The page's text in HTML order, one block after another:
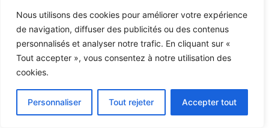
Nous utilisons des cookies pour améliorer votre expérience
de navigation, diffuser des publicités ou des contenus
personnalisés et analyser notre trafic. En cliquant sur «
Tout accepter », vous consentez à notre utilisation des
cookies.
Personnaliser Tout rejeter Accepter tout
La mutuelle étudiante est-elle obligatoire ?
Mutuelle étudiante : comment ça marche ?
LMDE/Assurance Maladie : à quoi les étudiants
doivent s’attendre
population étudiante
LSD : Effets et risques et prévention